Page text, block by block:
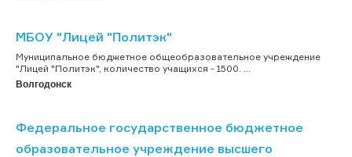
МБОУ "Лицей "Политэк"
Муниципальное бюджетное общеобразовательное учреждение
"Лицей "Политэк", количество учащихся - 1500. ...
Волгодонск
Федеральное государственное бюджетное
образовательное учреждение высшего